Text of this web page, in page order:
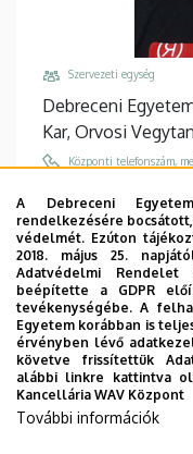
Szervezeti egység
Debreceni
Kar, Orvosi
Központi telefonszám,
Email
Cím
4032 Debrecen
Épület, emelet, ajtó
Élettudományi
A Debreceni
rendelkezésére
védelmét. Ezúton
2018. május 25.
Adatvédelmi
beépítette a GDPR
tevékenységébe. A
Egyetem korábban is
érvényben lévő
követve frissítettük
alábbi linkre kattintva
Kancellária WAV Központ
További információk